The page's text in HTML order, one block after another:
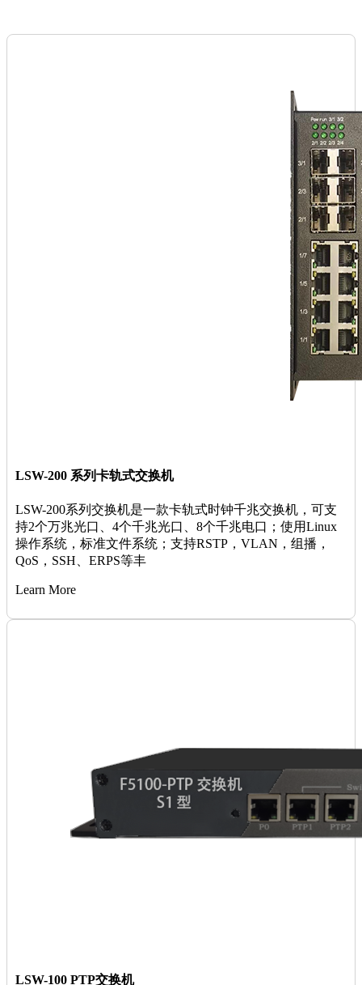
LSW-200 系列卡轨式交换机
LSW-200系列交换机是一款卡轨式时钟千兆交换机，可支
持2个万兆光口、4个千兆光口、8个千兆电口；使用Linux
操作系统，标准文件系统；支持RSTP，VLAN，组播，
QoS，SSH、ERPS等丰
Learn More
LSW-100 PTP交换机